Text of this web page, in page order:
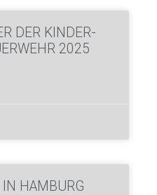
DER KINDER-
2025
HAMBURG